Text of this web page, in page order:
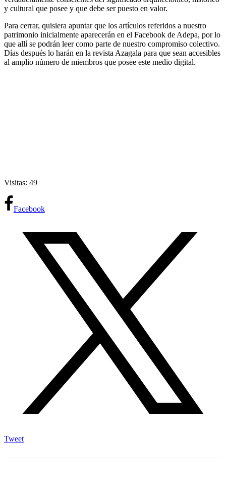
y cultural que posee y que debe ser puesto en valor.
Para cerrar, quisiera apuntar que los artículos referidos a nuestro
patrimonio inicialmente aparecerán en el Facebook de Adepa, por lo
que allí se podrán leer como parte de nuestro compromiso colectivo.
Días después lo harán en la revista Azagala para que sean accesibles
al amplio número de miembros que posee este medio digital.
Visitas: 49
Facebook
Tweet